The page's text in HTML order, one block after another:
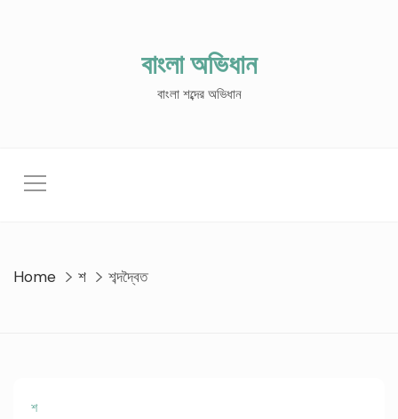
বাংলা অভিধান
বাংলা শব্দের অভিধান
Home শ শব্দদ্বৈত
শ